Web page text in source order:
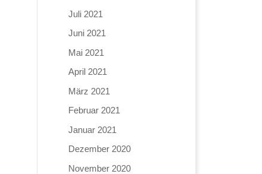
Juli 2021
Juni 2021
Mai 2021
April 2021
März 2021
Februar 2021
Januar 2021
Dezember 2020
November 2020